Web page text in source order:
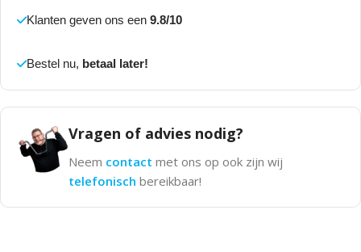
Klanten geven ons een 9.8/10
Bestel nu, betaal later!
Vragen of advies nodig?
Neem contact met ons op ook zijn wij
telefonisch bereikbaar!